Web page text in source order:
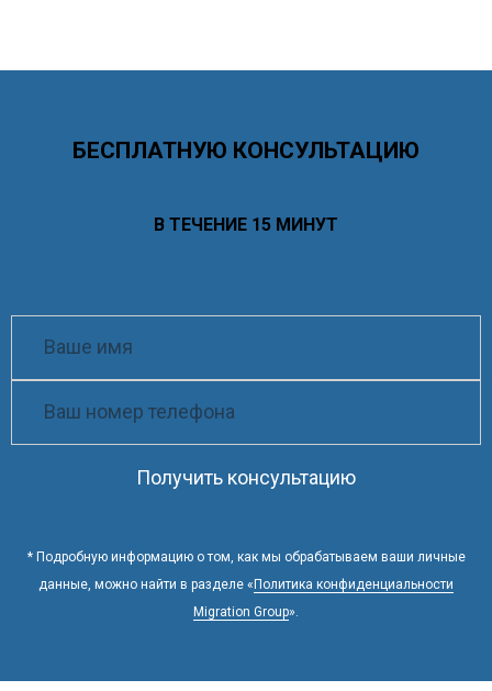
БЕСПЛАТНУЮ КОНСУЛЬТАЦИЮ
В ТЕЧЕНИЕ 15 МИНУТ
Получить консультацию
* Подробную информацию о том, как мы обрабатываем ваши личные
данные, можно найти в разделе «Политика конфиденциальности
Migration Group».